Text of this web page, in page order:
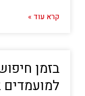
קרא עוד »
בזמן
למועמדים 2